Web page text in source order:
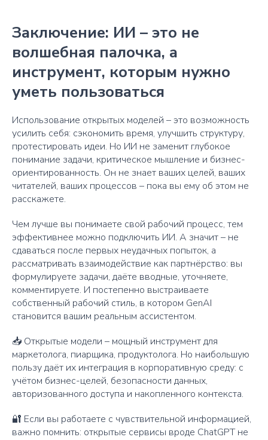
Заключение: ИИ – это не
волшебная палочка, а
инструмент, которым нужно
уметь пользоваться
Использование открытых моделей – это возможность
усилить себя: сэкономить время, улучшить структуру,
протестировать идеи. Но ИИ не заменит глубокое
понимание задачи, критическое мышление и бизнес-
ориентированность. Он не знает ваших целей, ваших
читателей, ваших процессов – пока вы ему об этом не
расскажете.
Чем лучше вы понимаете свой рабочий процесс, тем
эффективнее можно подключить ИИ. А значит – не
сдаваться после первых неудачных попыток, а
рассматривать взаимодействие как партнёрство: вы
формулируете задачи, даёте вводные, уточняете,
комментируете. И постепенно выстраиваете
собственный рабочий стиль, в котором GenAI
становится вашим реальным ассистентом.
📥 Открытые модели – мощный инструмент для
маркетолога, пиарщика, продуктолога. Но наибольшую
пользу даёт их интеграция в корпоративную среду: с
учётом бизнес-целей, безопасности данных,
авторизованного доступа и накопленного контекста.
🔐 Если вы работаете с чувствительной информацией,
важно помнить: открытые сервисы вроде ChatGPT не